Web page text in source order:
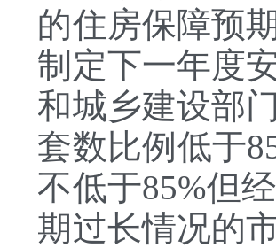
的住房保障预
制定下一年度
和城乡建设部
套数比例低于
不低于85%但
期过长情况的